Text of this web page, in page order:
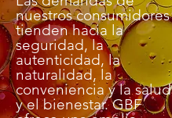
nuestros consumidores
tienden hacia la
seguridad, la
autenticidad, la
naturalidad, la
conveniencia y la salud
y el bienestar. GBF